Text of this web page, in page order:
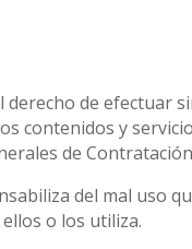
derecho de
contenidos y
de
del mal
o los utiliza.